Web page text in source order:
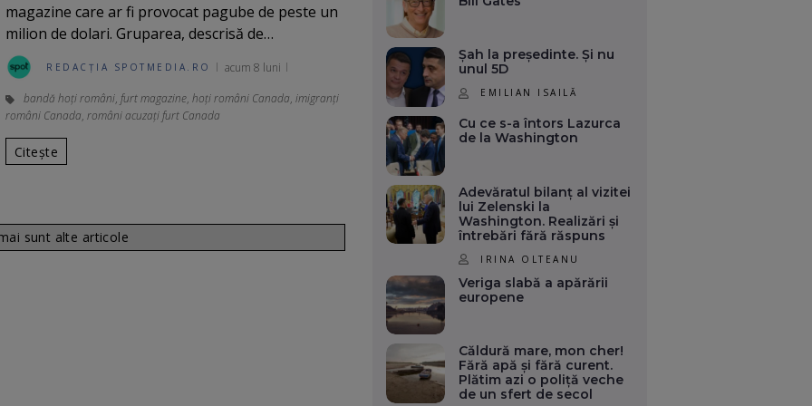
magazine care ar fi provocat pagube de peste un
milion de dolari. Gruparea, descrisă de…
REDACȚIA SPOTMEDIA.RO acum 8 luni
bandă hoți români, furt magazine, hoți români Canada, imigranți
români Canada, români acuzați furt Canada
Citește
sunt alte articole
Șah la președinte. Și nu
unul 5D
EMILIAN ISAILĂ
Cu ce s-a întors Lazurca
de la Washington
Adevăratul bilanț al vizitei
lui Zelenski la
Washington. Realizări și
întrebări fără răspuns
IRINA OLTEANU
Veriga slabă a apărării
europene
Căldură mare, mon cher!
Fără apă și fără curent.
Plătim azi o poliță veche
de un sfert de secol